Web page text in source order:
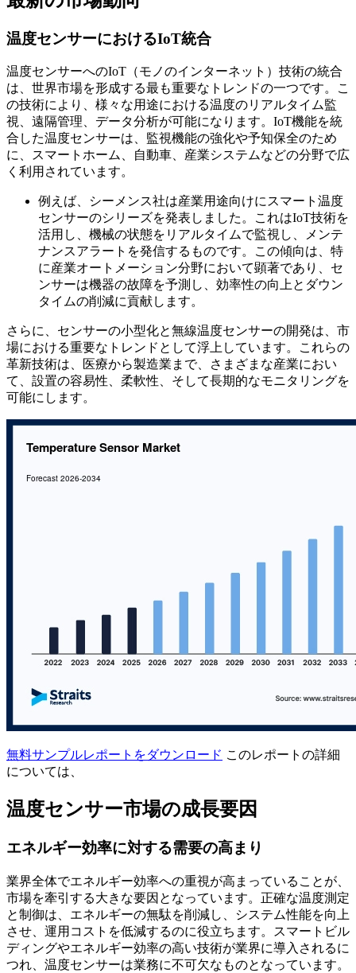
温度センサーにおけるIoT統合
温度センサーへのIoT（モノのインターネット）技術の統合
は、世界市場を形成する最も重要なトレンドの一つです。こ
の技術により、様々な用途における温度のリアルタイム監
視、遠隔管理、データ分析が可能になります。IoT機能を統
合した温度センサーは、監視機能の強化や予知保全のため
に、スマートホーム、自動車、産業システムなどの分野で広
く利用されています。
例えば、シーメンス社は産業用途向けにスマート温度
センサーのシリーズを発表しました。これはIoT技術を
活用し、機械の状態をリアルタイムで監視し、メンテ
ナンスアラートを発信するものです。この傾向は、特
に産業オートメーション分野において顕著であり、セ
ンサーは機器の故障を予測し、効率性の向上とダウン
タイムの削減に貢献します。
さらに、センサーの小型化と無線温度センサーの開発は、市
場における重要なトレンドとして浮上しています。これらの
革新技術は、医療から製造業まで、さまざまな産業におい
て、設置の容易性、柔軟性、そして長期的なモニタリングを
可能にします。
無料サンプルレポートをダウンロード このレポートの詳細
については、
温度センサー市場の成長要因
エネルギー効率に対する需要の高まり
業界全体でエネルギー効率への重視が高まっていることが、
市場を牽引する大きな要因となっています。正確な温度測定
と制御は、エネルギーの無駄を削減し、システム性能を向上
させ、運用コストを低減するのに役立ちます。スマートビル
ディングやエネルギー効率の高い技術が業界に導入されるに
つれ、温度センサーは業務に不可欠なものとなっています。